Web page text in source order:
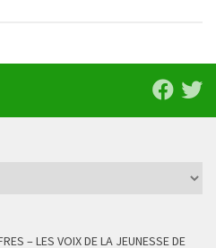
– LES VOIX DE LA JEUNESSE DE